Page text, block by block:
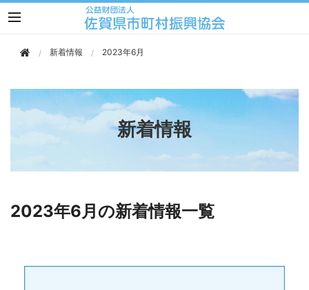
新着情報 2023年6月
新着情報
2023年6月の新着情報一覧